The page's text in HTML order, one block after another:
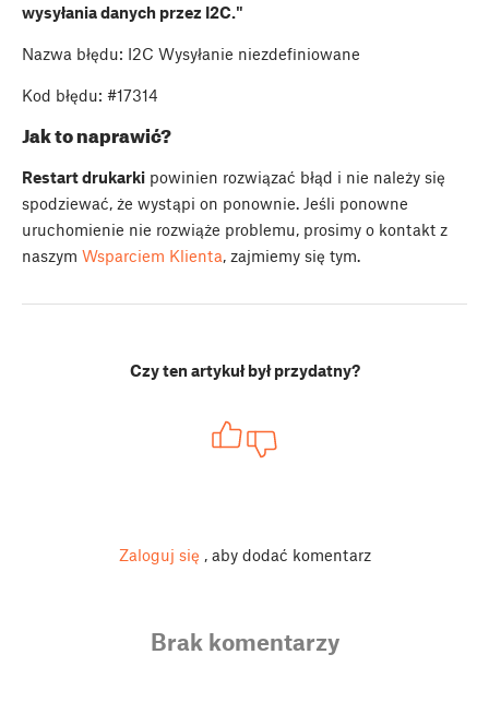
wysyłania danych przez I2C."
Nazwa błędu: I2C Wysyłanie niezdefiniowane
Kod błędu: #17314
Jak to naprawić?
Restart drukarki powinien rozwiązać błąd i nie należy się
spodziewać, że wystąpi on ponownie. Jeśli ponowne
uruchomienie nie rozwiąże problemu, prosimy o kontakt z
naszym Wsparciem Klienta, zajmiemy się tym.
Czy ten artykuł był przydatny?
Zaloguj się , aby dodać komentarz
Brak komentarzy